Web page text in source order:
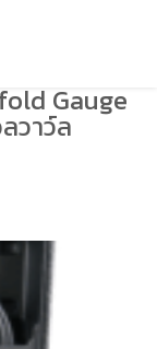
Gauge
วาว์ล